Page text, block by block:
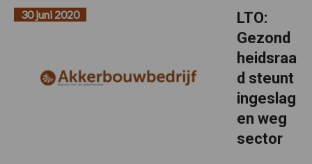
LTO:
Gezond
heidsraa
d steunt
ingeslag
en weg
sector
30 juni 2020